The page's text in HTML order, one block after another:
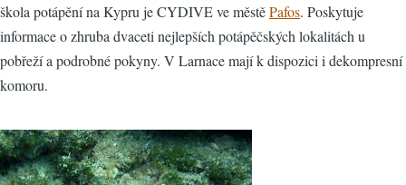
škola potápění na Kypru je CYDIVE ve městěPafos. Poskytuje
informace o zhruba dvaceti nejlepších potápěčských lokalitách u
pobřeží a podrobné pokyny. V Larnace mají k dispozici i dekompresní
komoru.